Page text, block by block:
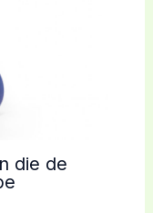
die de